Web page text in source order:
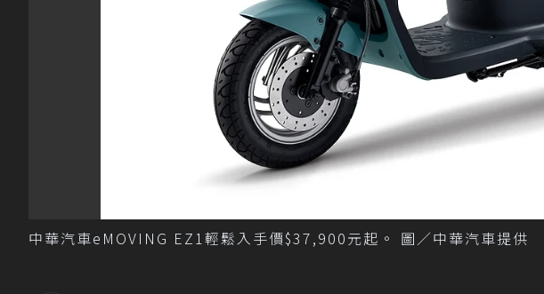
中華汽車eMOVING EZ1輕鬆入手價$37,900元起。 圖／中華汽車提供